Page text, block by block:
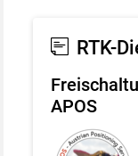
RTK-
APOS